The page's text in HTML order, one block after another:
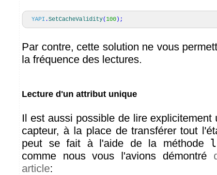
YAPI .SetCacheValidity(100 ) ;
Par contre, cette solution ne vous
la fréquence des lectures.
Lecture d'un attribut unique
Il est aussi possible de lire explicitement
capteur, à la place de transférer tout
peut se fait à l'aide de la méthode
comme nous vous l'avions démontré
article: